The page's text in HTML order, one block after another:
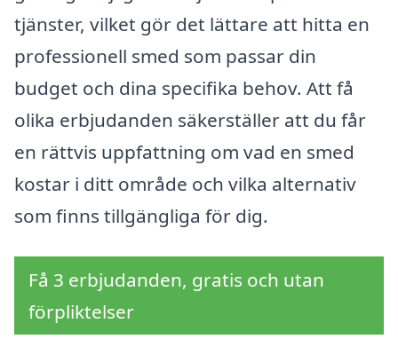
tjänster, vilket gör det lättare att hitta en
professionell smed som passar din
budget och dina specifika behov. Att få
olika erbjudanden säkerställer att du får
en rättvis uppfattning om vad en smed
kostar i ditt område och vilka alternativ
som finns tillgängliga för dig.
Få 3 erbjudanden, gratis och utan
förpliktelser